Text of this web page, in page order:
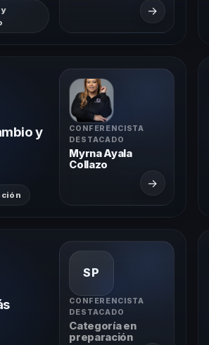
→
y
CONFERENCISTA
DESTACADO
Myrna Ayala
Collazo
→
SP
CONFERENCISTA
DESTACADO
Categoría en
preparación